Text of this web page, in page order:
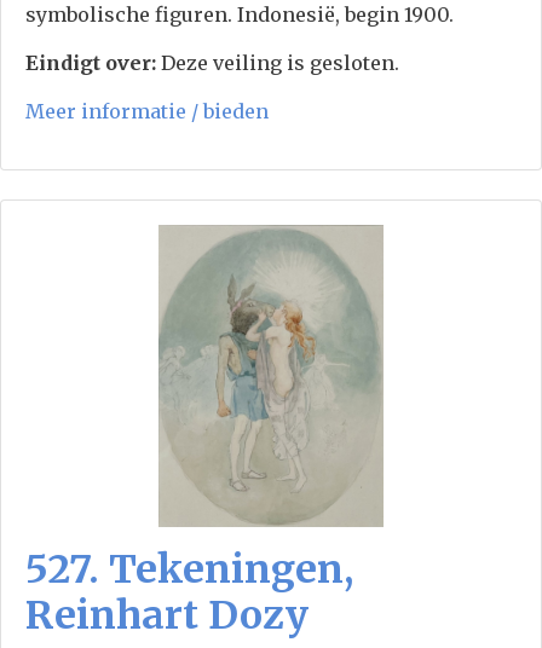
symbolische figuren. Indonesië, begin 1900.
Eindigt over: Deze veiling is gesloten.
Meer informatie / bieden
527. Tekeningen,
Reinhart Dozy